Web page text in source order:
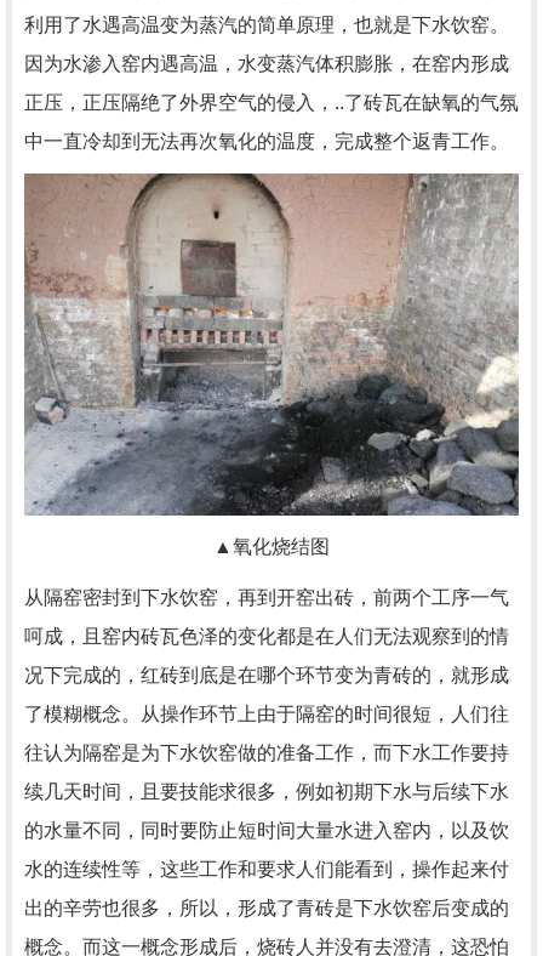
利用了水遇高温变为蒸汽的简单原理，也就是下水饮窑。
因为水渗入窑内遇高温，水变蒸汽体积膨胀，在窑内形成
正压，正压隔绝了外界空气的侵入，..了砖瓦在缺氧的气氛
中一直冷却到无法再次氧化的温度，完成整个返青工作。
▲氧化烧结图
从隔窑密封到下水饮窑，再到开窑出砖，前两个工序一气
呵成，且窑内砖瓦色泽的变化都是在人们无法观察到的情
况下完成的，红砖到底是在哪个环节变为青砖的，就形成
了模糊概念。从操作环节上由于隔窑的时间很短，人们往
往认为隔窑是为下水饮窑做的准备工作，而下水工作要持
续几天时间，且要技能求很多，例如初期下水与后续下水
的水量不同，同时要防止短时间大量水进入窑内，以及饮
水的连续性等，这些工作和要求人们能看到，操作起来付
出的辛劳也很多，所以，形成了青砖是下水饮窑后变成的
概念。而这一概念形成后，烧砖人并没有去澄清，这恐怕